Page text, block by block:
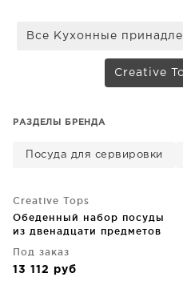
Все Кухонные
Creative
РАЗДЕЛЫ БРЕНДА
Посуда для сервировки
Creative Tops
Обеденный набор посуды
из двенадцати предметов
Под заказ
13 112 руб